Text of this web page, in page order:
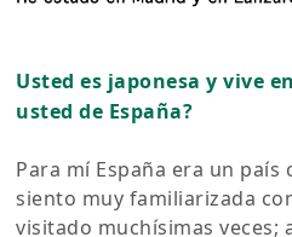
Usted es japonesa y vive
usted de España?
Para mí España era un país
siento muy familiarizada
visitado muchísimas veces;